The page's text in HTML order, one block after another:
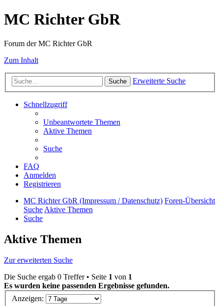
MC Richter GbR
Forum der MC Richter GbR
Zum Inhalt
Suche Erweiterte Suche
Schnellzugriff
Unbeantwortete Themen
Aktive Themen
Suche
FAQ
Anmelden
Registrieren
MC Richter GbR (Impressum / Datenschutz) Foren-Übersicht
SucheAktive Themen
Suche
Aktive Themen
Zur erweiterten Suche
Die Suche ergab 0 Treffer • Seite 1 von 1
Es wurden keine passenden Ergebnisse gefunden.
Anzeigen: